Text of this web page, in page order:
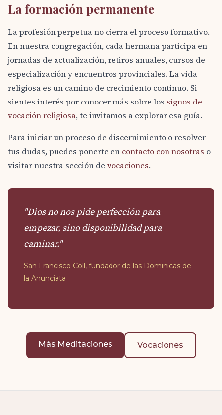
La formación permanente
La profesión perpetua no cierra el proceso formativo.
En nuestra congregación, cada hermana participa en
jornadas de actualización, retiros anuales, cursos de
especialización y encuentros provinciales. La vida
religiosa es un camino de crecimiento continuo. Si
sientes interés por conocer más sobre los signos de
vocación religiosa, te invitamos a explorar esa guía.
Para iniciar un proceso de discernimiento o resolver
tus dudas, puedes ponerte en contacto con nosotras o
visitar nuestra sección de vocaciones.
"Dios no nos pide perfección para
empezar, sino disponibilidad para
caminar."
San Francisco Coll, fundador de las Dominicas de
la Anunciata
Más Meditaciones Vocaciones